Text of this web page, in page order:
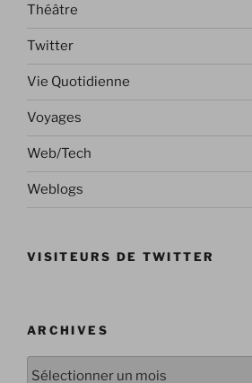
Théâtre
Twitter
Vie Quotidienne
Voyages
Web/Tech
Weblogs
VISITEURS DE TWITTER
ARCHIVES
Archives